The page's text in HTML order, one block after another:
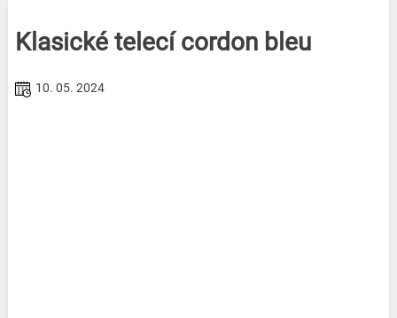
Klasické telecí cordon bleu
10. 05. 2024